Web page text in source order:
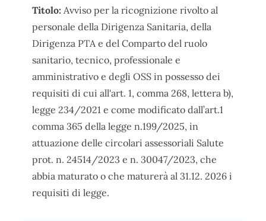
Titolo: Avviso per la ricognizione rivolto al
personale della Dirigenza Sanitaria, della
Dirigenza PTA e del Comparto del ruolo
sanitario, tecnico, professionale e
amministrativo e degli OSS in possesso dei
requisiti di cui all'art. 1, comma 268, lettera b),
legge 234/2021 e come modificato dall’art.1
comma 365 della legge n.199/2025, in
attuazione delle circolari assessoriali Salute
prot. n. 24514/2023 e n. 30047/2023, che
abbia maturato o che maturerà al 31.12. 2026 i
requisiti di legge.